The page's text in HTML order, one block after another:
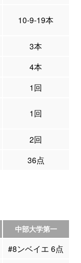
10-9-19本
3本
4本
1回
1回
2回
36点
中部大学第一
#8ンベイエ 6点